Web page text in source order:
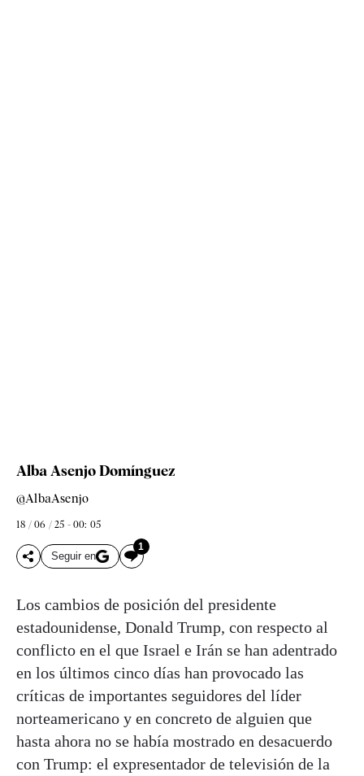
Alba Asenjo Domínguez
@AlbaAsenjo
18 / 06 / 25 - 00: 05
Seguir en
1
Los cambios de posición del presidente
estadounidense, Donald Trump, con respecto al
conflicto en el que Israel e Irán se han adentrado
en los últimos cinco días han provocado las
críticas de importantes seguidores del líder
norteamericano y en concreto de alguien que
hasta ahora no se había mostrado en desacuerdo
con Trump: el expresentador de televisión de la